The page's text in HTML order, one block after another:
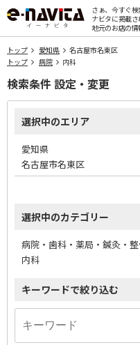
さぁ、今すぐ検
ナビタに掲載
地元のお店の情
トップ 愛知県
名古屋市名東区
トップ
病院 内科
検索条件 設定・変更
選択中のエリア
愛知県
名古屋市名東区
選択中のカテゴリー
病院・歯科・薬局・鍼灸・
内科
キーワードで絞り込む